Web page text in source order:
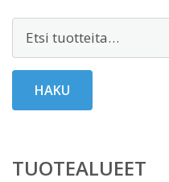
Etsi:
HAKU
TUOTEALUEET